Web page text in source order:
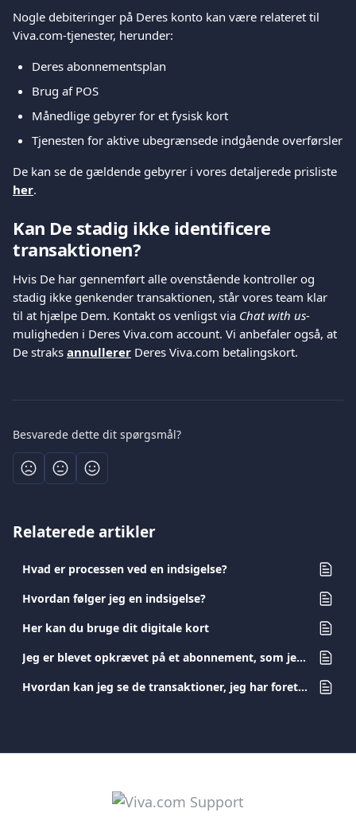
Nogle debiteringer på Deres konto kan være relateret til
Viva.com-tjenester, herunder:
Deres abonnementsplan
Brug af POS
Månedlige gebyrer for et fysisk kort
Tjenesten for aktive ubegrænsede indgående overførsler
De kan se de gældende gebyrer i vores detaljerede prisliste
her.
Kan De stadig ikke identificere
transaktionen?
Hvis De har gennemført alle ovenstående kontroller og
stadig ikke genkender transaktionen, står vores team klar
til at hjælpe Dem. Kontakt os venligst via Chat with us-
muligheden i Deres Viva.com account. Vi anbefaler også, at
De straks annullerer Deres Viva.com betalingskort.
Besvarede dette dit spørgsmål?
Relaterede artikler
Hvad er processen ved en indsigelse?
Hvordan følger jeg en indsigelse?
Her kan du bruge dit digitale kort
Jeg er blevet opkrævet på et abonnement, som jeg har opsagt. Hvad skal jeg gøre?
Hvordan kan jeg se de transaktioner, jeg har foretaget med mit kort?